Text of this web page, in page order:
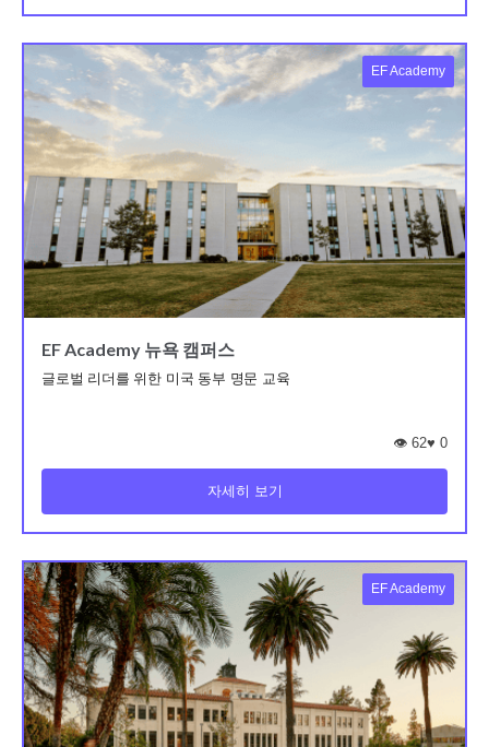
EF Academy
EF Academy 뉴욕 캠퍼스
글로벌 리더를 위한 미국 동부 명문 교육
👁️ 62♥ 0
자세히 보기
EF Academy